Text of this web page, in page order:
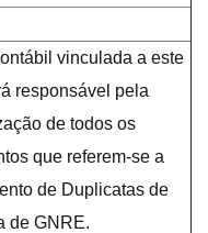
vinculada a este
responsável pela
de todos os
que referem-se a
de Duplicatas de
de GNRE.